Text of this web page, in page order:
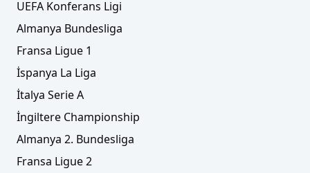
UEFA Konferans Ligi
Almanya Bundesliga
Fransa Ligue 1
İspanya La Liga
İtalya Serie A
İngiltere Championship
Almanya 2. Bundesliga
Fransa Ligue 2